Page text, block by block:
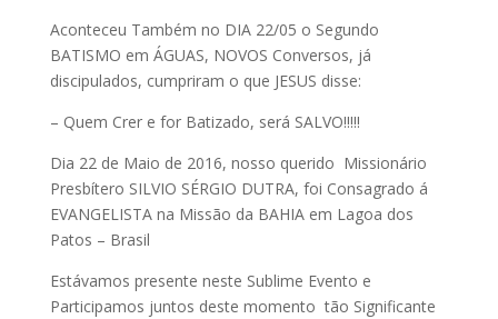
Aconteceu Também no DIA 22/05 o Segundo
BATISMO em ÁGUAS, NOVOS Conversos, já
discipulados, cumpriram o que JESUS disse:
– Quem Crer e for Batizado, será SALVO!!!!!
Dia 22 de Maio de 2016, nosso querido Missionário
Presbítero SILVIO SÉRGIO DUTRA, foi Consagrado á
EVANGELISTA na Missão da BAHIA em Lagoa dos
Patos – Brasil
Estávamos presente neste Sublime Evento e
Participamos juntos deste momento tão Significante